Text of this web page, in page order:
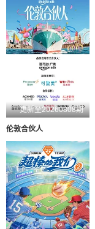
更新至20260808期
伦敦合伙人